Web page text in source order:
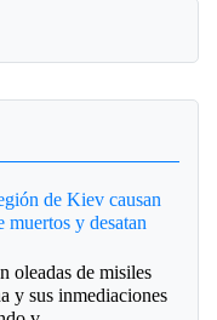
de Kiev causan
muertos y desatan
oleadas de misiles
y sus inmediaciones